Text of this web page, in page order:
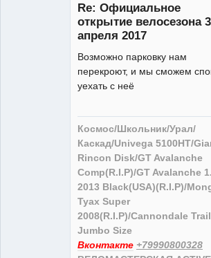
Re: Официальное
открытие велосезона
апреля 2017
Возможно парковку нам
перекроют, и мы сможем
уехать с неё
Космос/Школьник/Урал/
Каскад/Univega 5100HT/
Rincon Disk/GT Avalanche
Comp(R.I.P)/GT Avalanche
2013 Black(USA)(R.I.P)/
Tyax Super
2008(R.I.P)/Cannondale
Jumbo Size
Вконтакте +79990800328